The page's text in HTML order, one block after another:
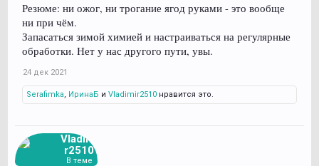
Резюме: ни ожог, ни трогание ягод руками - это вообще
ни при чём.
Запасаться зимой химией и настраиваться на регулярные
обработки. Нет у нас другого пути, увы.
24 дек 2021
Serafimka, ИринаБ и Vladimir2510 нравится это.
Vladimi
r2510
В теме